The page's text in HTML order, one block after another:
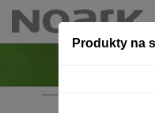
Produkty na